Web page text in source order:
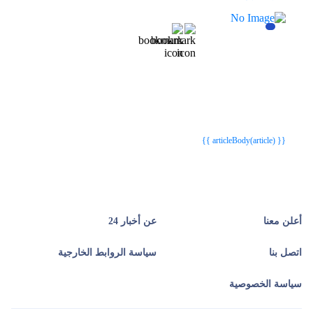
{{ articleBody(article) }}
أعلن معنا عن أخبار 24
اتصل بنا سياسة الروابط الخارجية
سياسة الخصوصية